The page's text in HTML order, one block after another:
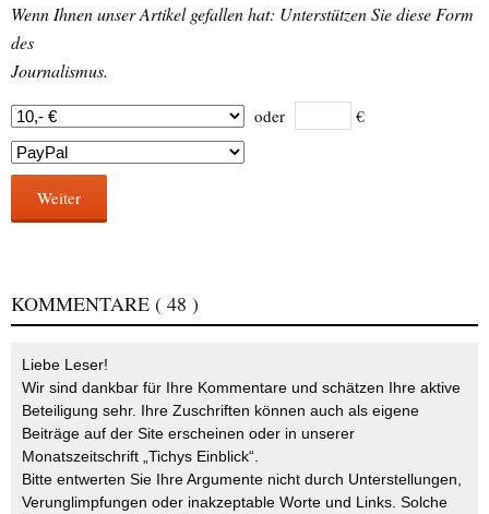
Wenn Ihnen unser Artikel gefallen hat: Unterstützen Sie diese Form
des
Journalismus.
oder €
Weiter
KOMMENTARE ( 48 )
Liebe Leser!
Wir sind dankbar für Ihre Kommentare und schätzen Ihre aktive
Beteiligung sehr. Ihre Zuschriften können auch als eigene
Beiträge auf der Site erscheinen oder in unserer
Monatszeitschrift „Tichys Einblick“.
Bitte entwerten Sie Ihre Argumente nicht durch Unterstellungen,
Verunglimpfungen oder inakzeptable Worte und Links. Solche